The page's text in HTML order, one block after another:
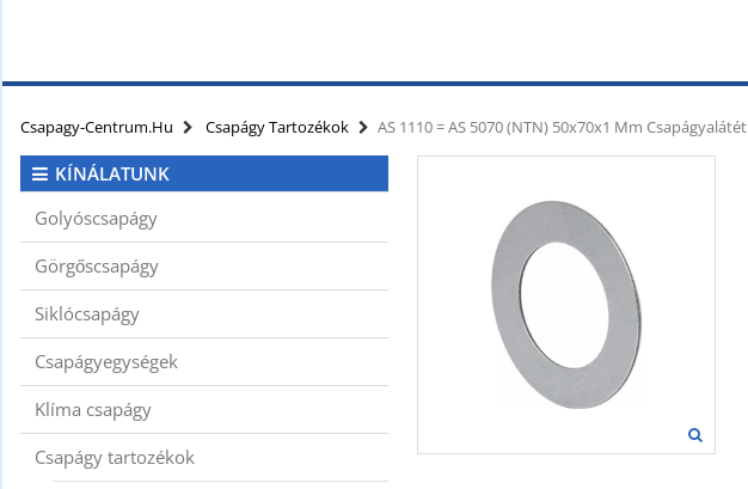
CIKKEK
Csapagy-Centrum.hu Csapágy Tartozékok AS 1110 = AS 5070 (NTN) 50x70x1 Mm Csapágyalátét
KÍNÁLATUNK
Golyóscsapágy
Görgőscsapágy
Siklócsapágy
Csapágyegységek
Klíma csapágy
Csapágy tartozékok